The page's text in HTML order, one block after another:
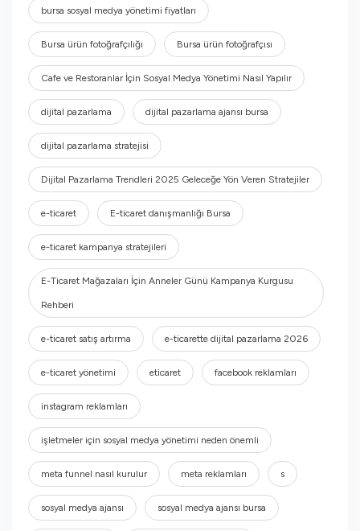
bursa sosyal medya yönetimi fiyatları
Bursa ürün fotoğrafçılığı Bursa ürün fotoğrafçısı
Cafe ve Restoranlar İçin Sosyal Medya Yönetimi Nasıl Yapılır
dijital pazarlama dijital pazarlama ajansı bursa
dijital pazarlama stratejisi
Dijital Pazarlama Trendleri 2025 Geleceğe Yön Veren Stratejiler
e-ticaret E-ticaret danışmanlığı Bursa
e-ticaret kampanya stratejileri
E-Ticaret Mağazaları İçin Anneler Günü Kampanya Kurgusu
Rehberi
e-ticaret satış artırma e-ticarette dijital pazarlama 2026
e-ticaret yönetimi eticaret facebook reklamları
instagram reklamları
işletmeler için sosyal medya yönetimi neden önemli
meta funnel nasıl kurulur meta reklamları s
sosyal medya ajansı sosyal medya ajansı bursa